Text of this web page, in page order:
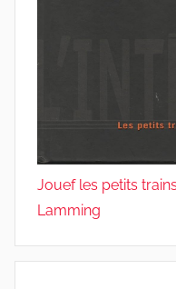
Jouef les petits
Lamming